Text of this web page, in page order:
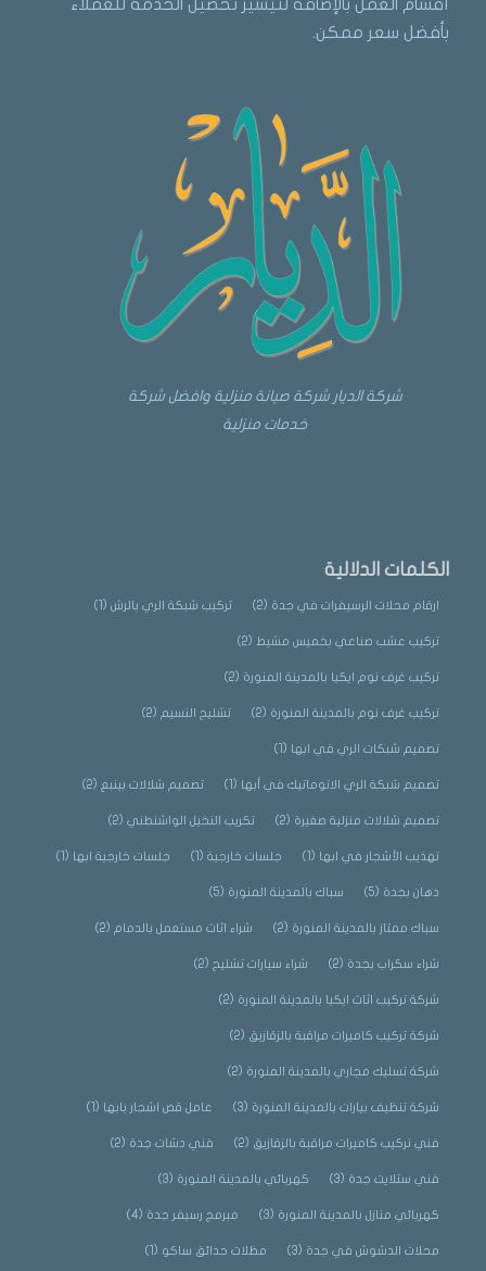
أقسام العمل بالإضافة لتيسير تحصيل الخدمة للعملاء
بأفضل سعر ممكن.
شركة الديار شركة صيانة منزلية وافضل شركة
خدمات منزلية
الكلمات الدلالية
ارقام محلات الرسيفرات في جدة (2) تركيب شبكة الري بالرش(1)
تركيب عشب صناعي بخميس مشيط (2)
تركيب غرف نوم ايكيا بالمدينة المنورة (2)
تركيب غرف نوم بالمدينة المنورة (2) تشليح النسيم(2)
تصميم شبكات الري في ابها (1)
تصميم شبكة الري الاتوماتيك في أبها (1) تصميم شلالات بينبع (2)
تصميم شلالات منزلية صغيرة (2) تكريب النخيل الواشنطني(2)
تهذيب الأشجار في ابها (1) جلسات خارجية(1) جلسات خارجية ابها (1)
دهان بجدة (5) سباك بالمدينة المنورة (5)
سباك ممتاز بالمدينة المنورة (2) شراء اثاث مستعمل بالدمام(2)
شراء سكراب بجدة (2) شراء سيارات تشليح (2)
شركة تركيب اثاث ايكيا بالمدينة المنورة (2)
شركة تركيب كاميرات مراقبة بالزقازيق (2)
شركة تسليك مجاري بالمدينة المنورة (2)
شركة تنظيف بيارات بالمدينة المنورة (3) عامل قص اشجار بابها (1)
فني تركيب كاميرات مراقبة بالزقازيق (2) فني دشات جدة (2)
فني ستلايت جدة (3) كهربائي بالمدينة المنورة (3)
كهربائي منازل بالمدينة المنورة (3) مبرمج رسيفر جدة (4)
محلات الدشوش في جدة (3) مظلات حدائق ساكو (1)